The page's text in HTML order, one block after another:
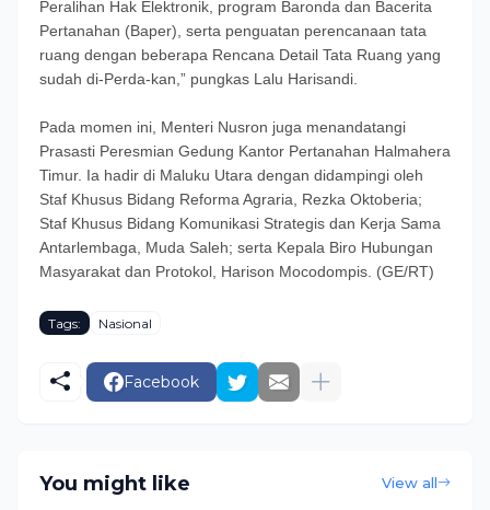
Peralihan Hak Elektronik, program Baronda dan Bacerita
Pertanahan (Baper), serta penguatan perencanaan tata
ruang dengan beberapa Rencana Detail Tata Ruang yang
sudah di-Perda-kan,” pungkas Lalu Harisandi.
Pada momen ini, Menteri Nusron juga menandatangi
Prasasti Peresmian Gedung Kantor Pertanahan Halmahera
Timur. Ia hadir di Maluku Utara dengan didampingi oleh
Staf Khusus Bidang Reforma Agraria, Rezka Oktoberia;
Staf Khusus Bidang Komunikasi Strategis dan Kerja Sama
Antarlembaga, Muda Saleh; serta Kepala Biro Hubungan
Masyarakat dan Protokol, Harison Mocodompis. (GE/RT)
Tags: Nasional
Facebook
You might like View all